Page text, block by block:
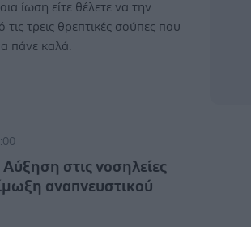
ίωση είτε θέλετε να την
τρεις θρεπτικές σούπες που
πάνε καλά.
στις νοσηλείες
αναπνευστικού